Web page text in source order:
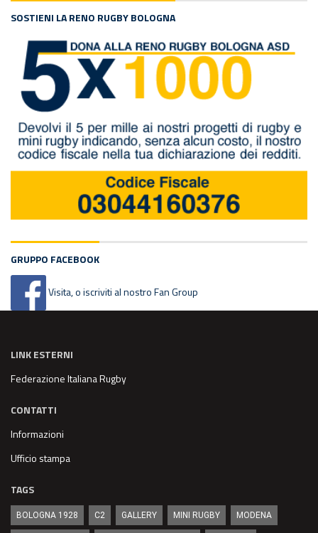
SOSTIENI LA RENO RUGBY BOLOGNA
GRUPPO FACEBOOK
Visita, o iscriviti al nostro Fan Group
LINK ESTERNI
Federazione Italiana Rugby
CONTATTI
Informazioni
Ufficio stampa
TAGS
BOLOGNA 1928 C2 GALLERY MINI RUGBY MODENA